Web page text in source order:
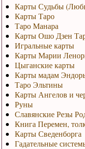
Карты Судьбы
Карты Таро
Таро Манара
Карты Ошо Дзен
Игральные карты
Карты Марии
Цыганские карты
Карты мадам
Таро Эльтины
Карты Ангелов и
Руны
Славянские Резы
Книга Перемен,
Карты Сведенборга
Гадательные